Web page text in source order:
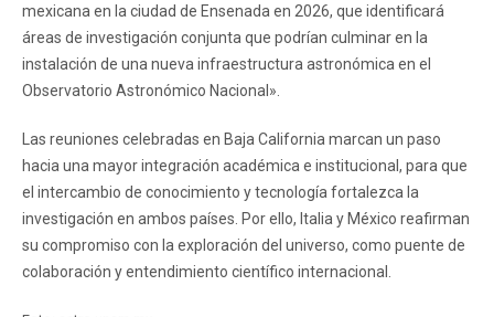
mexicana en la ciudad de Ensenada en 2026, que identificará
áreas de investigación conjunta que podrían culminar en la
instalación de una nueva infraestructura astronómica en el
Observatorio Astronómico Nacional».
Las reuniones celebradas en Baja California marcan un paso
hacia una mayor integración académica e institucional, para que
el intercambio de conocimiento y tecnología fortalezca la
investigación en ambos países. Por ello, Italia y México reafirman
su compromiso con la exploración del universo, como puente de
colaboración y entendimiento científico internacional.